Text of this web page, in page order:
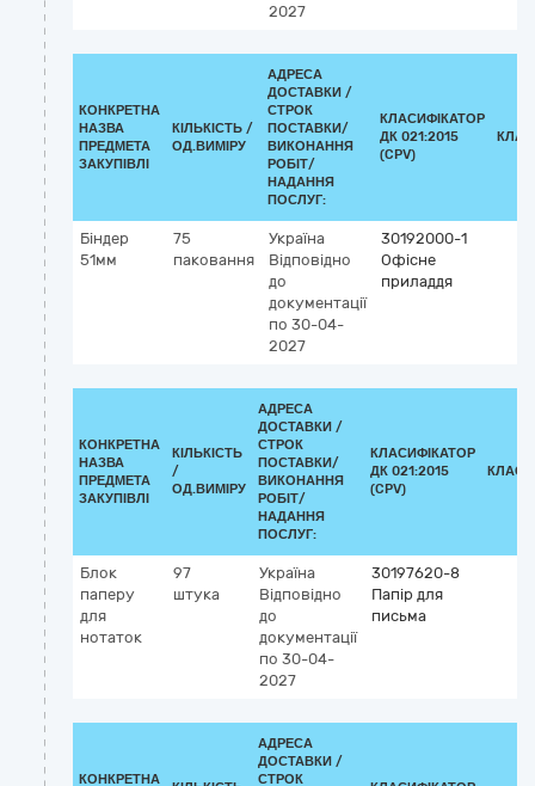
2027
КОНКРЕТНА
НАЗВА
ПРЕДМЕТА
ЗАКУПІВЛІ
КІЛЬКІСТЬ /
ОД.ВИМІРУ
АДРЕСА
ДОСТАВКИ /
СТРОК
ПОСТАВКИ/
ВИКОНАННЯ
РОБІТ/
НАДАННЯ
ПОСЛУГ:
КЛАСИФІКАТОР
ДК 021:2015
(CPV)
Біндер
51мм
75
паковання
Україна
Відповідно
до
документації
по 30-04-
2027
30192000-1
Офісне
приладдя
КОНКРЕТНА
НАЗВА
ПРЕДМЕТА
ЗАКУПІВЛІ
КІЛЬКІСТЬ
/
ОД.ВИМІРУ
АДРЕСА
ДОСТАВКИ /
СТРОК
ПОСТАВКИ/
ВИКОНАННЯ
РОБІТ/
НАДАННЯ
ПОСЛУГ:
КЛАСИФІКАТОР
ДК 021:2015
(CPV)
Блок
паперу
для
нотаток
97
штука
Україна
Відповідно
до
документації
по 30-04-
2027
30197620-8
Папір для
письма
КОНКРЕТНА
АДРЕСА
ДОСТАВКИ /
СТРОК